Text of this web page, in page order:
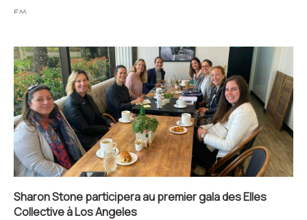
FM
Sharon Stone participera au premier gala des Elles
Collective à Los Angeles